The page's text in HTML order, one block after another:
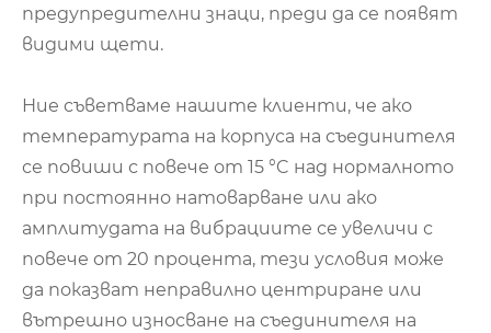
предупредителни знаци, преди да се появят
видими щети.
Ние съветваме нашите клиенти, че ако
температурата на корпуса на съединителя
се повиши с повече от 15 °C над нормалното
при постоянно натоварване или ако
амплитудата на вибрациите се увеличи с
повече от 20 процента, тези условия може
да показват неправилно центриране или
вътрешно износване на съединителя на